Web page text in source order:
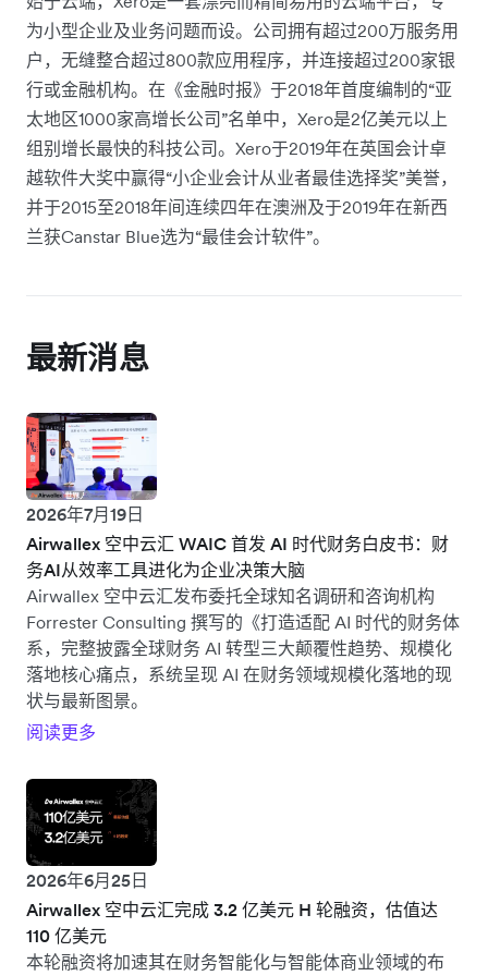
为小型企业及业务问题而设。公司拥有超过200万服务用
户，无缝整合超过800款应用程序，并连接超过200家银
行或金融机构。在《金融时报》于2018年首度编制的“亚
太地区1000家高增长公司”名单中，Xero是2亿美元以上
组别增长最快的科技公司。Xero于2019年在英国会计卓
越软件大奖中赢得“小企业会计从业者最佳选择奖”美誉，
并于2015至2018年间连续四年在澳洲及于2019年在新西
兰获Canstar Blue选为“最佳会计软件”。
最新消息
2026年7月19日
Airwallex 空中云汇 WAIC 首发 AI 时代财务白皮书：财
务AI从效率工具进化为企业决策大脑
Airwallex 空中云汇发布委托全球知名调研和咨询机构
Forrester Consulting 撰写的《打造适配 AI 时代的财务体
系，完整披露全球财务 AI 转型三大颠覆性趋势、规模化
落地核心痛点，系统呈现 AI 在财务领域规模化落地的现
状与最新图景。
阅读更多
2026年6月25日
Airwallex 空中云汇完成 3.2 亿美元 H 轮融资，估值达
110 亿美元
本轮融资将加速其在财务智能化与智能体商业领域的布